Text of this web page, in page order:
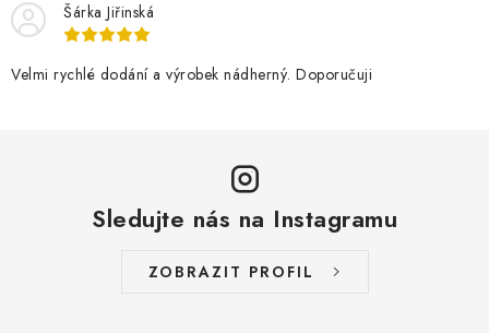
Šárka Jiřinská
Velmi rychlé dodání a výrobek nádherný. Doporučuji
Sledujte nás na Instagramu
ZOBRAZIT PROFIL